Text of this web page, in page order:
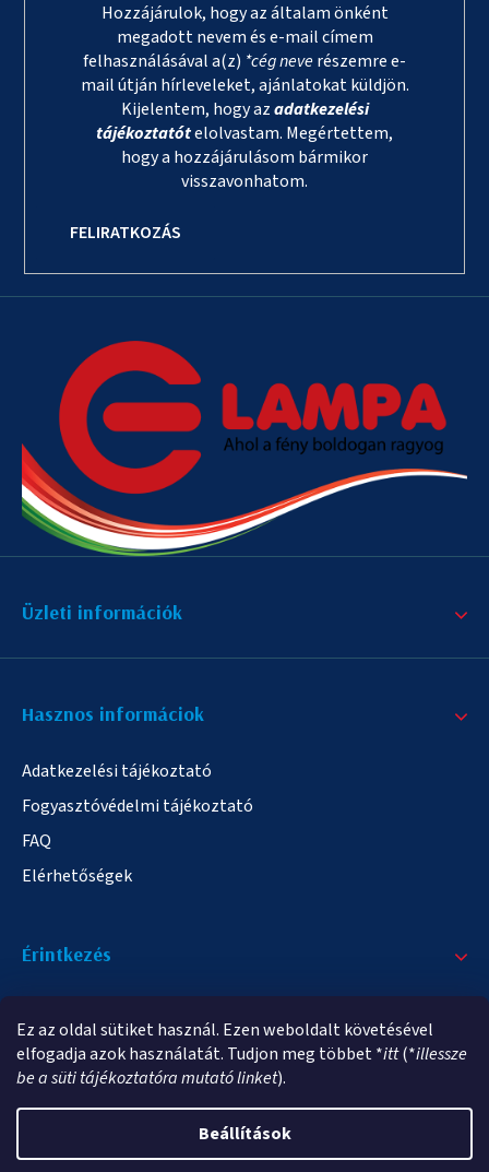
Ez az oldal sütiket használ. Ezen weboldalt követésével
elfogadja azok használatát. Tudjon meg többet *itt(*illessze
be a süti tájékoztatóra mutató linket).
Beállítások
Hozzájárulok, hogy az általam önként
megadott nevem és e-mail címem
felhasználásával a(z) *cég neverészemre e-
mail útján hírleveleket, ajánlatokat küldjön.
Kijelentem, hogy azadatkezelési
tájékoztatótelolvastam. Megértettem,
hogy a hozzájárulásom bármikor
visszavonhatom.
FELIRATKOZÁS
Üzleti információk
Hasznos informáciok
Adatkezelési tájékoztató
Fogyasztóvédelmi tájékoztató
FAQ
Elérhetőségek
Érintkezés
info@elampa.hu
elampa.hu. Minden jog fenntartva.